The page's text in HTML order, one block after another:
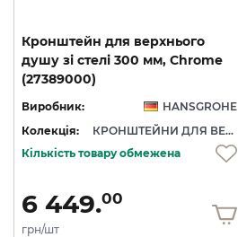
Кронштейн для верхнього
душу зі стелі 300 мм, Chrome
(27389000)
Виробник:
HANSGROHE
Колекція:
КРОНШТЕЙНИ ДЛЯ ВЕРХНЬОГО ДУШУ
Кількість товару обмежена
6 449.00
грн/шт